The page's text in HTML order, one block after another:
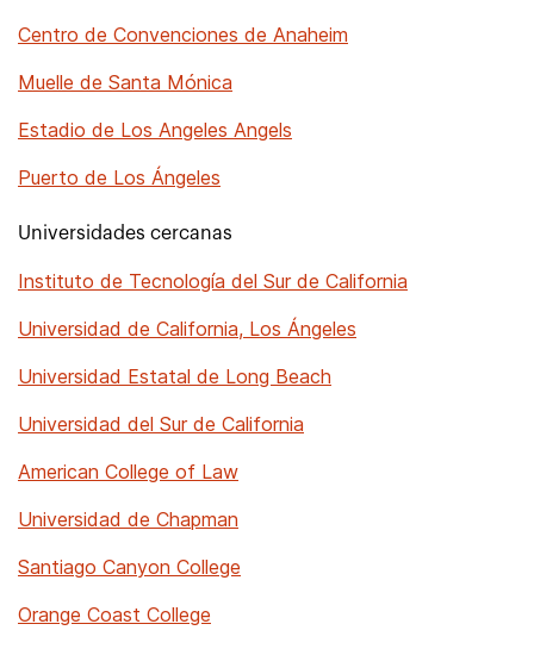
Centro de Convenciones de Anaheim
Muelle de Santa Mónica
Estadio de Los Angeles Angels
Puerto de Los Ángeles
Universidades cercanas
Instituto de Tecnología del Sur de California
Universidad de California, Los Ángeles
Universidad Estatal de Long Beach
Universidad del Sur de California
American College of Law
Universidad de Chapman
Santiago Canyon College
Orange Coast College